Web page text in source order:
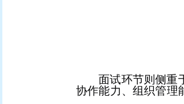
面试环节则侧重
协作能力、组织管理